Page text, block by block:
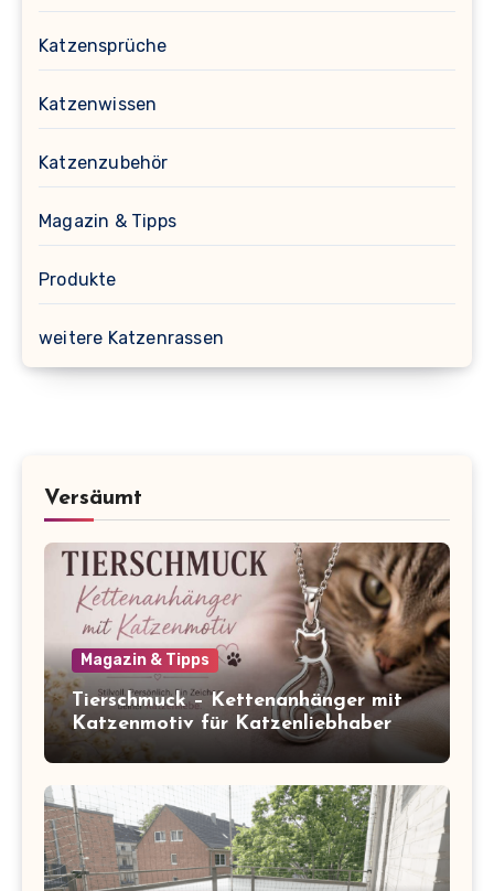
Katzensprüche
Katzenwissen
Katzenzubehör
Magazin & Tipps
Produkte
weitere Katzenrassen
Versäumt
Magazin & Tipps
Tierschmuck – Kettenanhänger mit
Katzenmotiv für Katzenliebhaber